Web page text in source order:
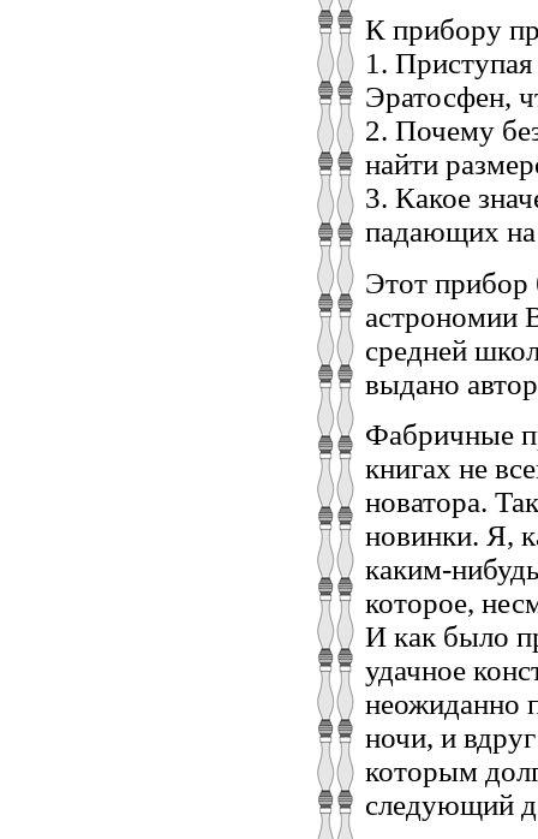
К прибору
1.
Эратосфен,
2. Почему
найти
3. Какое
падающих
Этот прибор
астрономии
средней
выдано
Фабричные
книгах не
новатора.
новинки. Я,
каким-
которое,
И как было
удачное
неожиданно
ночи, и
которым
следующий